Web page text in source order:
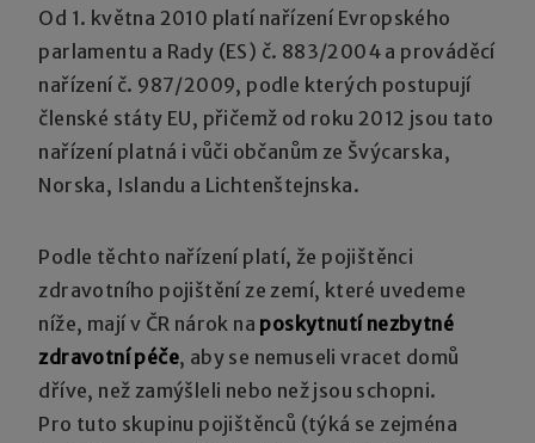
Od 1. května 2010 platí nařízení Evropského
parlamentu a Rady (ES) č. 883/2004 a prováděcí
nařízení č. 987/2009, podle kterých postupují
členské státy EU, přičemž od roku 2012 jsou tato
nařízení platná i vůči občanům ze Švýcarska,
Norska, Islandu a Lichtenštejnska.
Podle těchto nařízení platí, že pojištěnci
zdravotního pojištění ze zemí, které uvedeme
níže, mají v ČR nárok na poskytnutí nezbytné
zdravotní péče, aby se nemuseli vracet domů
dříve, než zamýšleli nebo než jsou schopni.
Pro tuto skupinu pojištěnců (týká se zejména